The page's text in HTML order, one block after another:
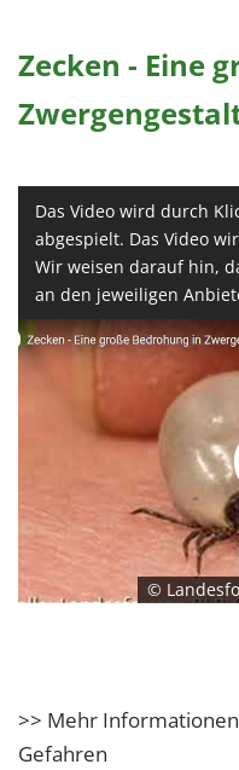
Zecken - Eine
Das Video wird durch
abgespielt. Das Video
Wir weisen darauf hin,
an den jeweiligen
©
>> Mehr
Gefahren